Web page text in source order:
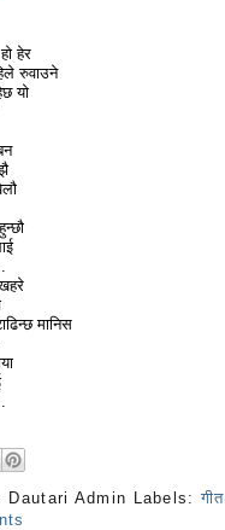
हेर
रुवाउने
यो
मानिस
Dautari Admin Labels: